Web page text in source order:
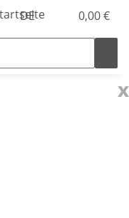
DE 0,00 €
x